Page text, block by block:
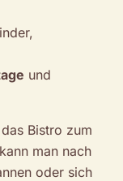
und
Bistro zum
man nach
oder sich